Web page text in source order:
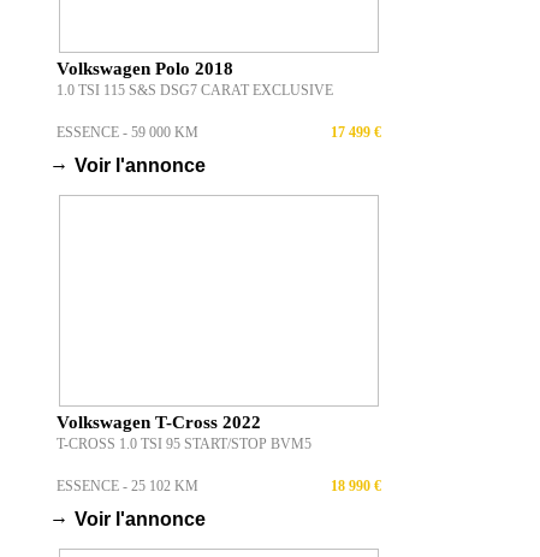
Volkswagen Polo 2018
1.0 TSI 115 S&S DSG7 CARAT EXCLUSIVE
ESSENCE - 59 000 KM 17 499 €
→ Voir l'annonce
Volkswagen T-Cross 2022
T-CROSS 1.0 TSI 95 START/STOP BVM5
ESSENCE - 25 102 KM 18 990 €
→ Voir l'annonce